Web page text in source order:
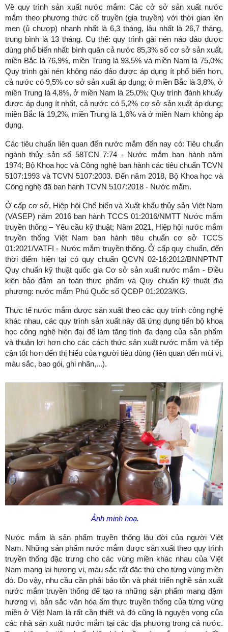
Về quy trình sản xuất nước mắm: Các cở sở sản xuất nước
mắm theo phương thức cổ truyền (gia truyền) với thời gian lên
men (ủ chượp) nhanh nhất là 6,3 tháng, lâu nhất là 26,7 tháng,
trung bình là 13 tháng. Cụ thể: quy trình gài nén náo đảo được
dùng phổ biến nhất: bình quân cả nước 85,3% số cơ sở sản xuất,
miền Bắc là 76,9%, miền Trung là 93,5% và miền Nam là 75,0%;
Quy trình gài nén không náo đảo được áp dụng ít phổ biến hơn,
cả nước có 9,5% cơ sở sản xuất áp dụng; ở miền Bắc là 3,8%, ở
miền Trung là 4,8%, ở miền Nam là 25,0%; Quy trình đánh khuấy
được áp dụng ít nhất, cả nước có 5,2% cơ sở sản xuất áp dụng;
miền Bắc là 19,2%, miền Trung là 1,6% và ở miền Nam không áp
dụng.
Các tiêu chuẩn liên quan đến nước mắm đến nay có: Tiêu chuẩn
ngành thủy sản số 58TCN 7:74 - Nước mắm ban hành năm
1974; Bộ Khoa học và Công nghệ ban hành các tiêu chuẩn TCVN
5107:1993 và TCVN 5107:2003. Đến năm 2018, Bộ Khoa học và
Công nghệ đã ban hành TCVN 5107:2018 - Nước mắm.
Ở cấp cơ sở, Hiệp hội Chế biến và Xuất khẩu thủy sản Việt Nam
(VASEP) năm 2016 ban hành TCCS 01:2016/NMTT Nước mắm
truyền thống – Yêu cầu kỹ thuật; Năm 2021, Hiệp hội nước mắm
truyền thống Việt Nam ban hành tiêu chuẩn cơ sở TCCS
01:2021/VATFI - Nước mắm truyền thống. Ở cấp quy chuẩn, đến
thời điểm hiện tại có quy chuẩn QCVN 02-16:2012/BNNPTNT
Quy chuẩn kỹ thuật quốc gia Cơ sở sản xuất nước mắm - Điều
kiện bảo đảm an toàn thực phẩm và Quy chuẩn kỹ thuật địa
phương: nước mắm Phú Quốc số QCĐP 01:2023/KG.
Thực tế nước mắm được sản xuất theo các quy trình công nghệ
khác nhau, các quy trình sản xuất này đã ứng dụng tiến bộ khoa
học công nghệ hiện đại để làm tăng tính đa dạng của sản phẩm
và thuận lợi hơn cho các cách thức sản xuất nước mắm và tiếp
cận tốt hơn đến thị hiếu của người tiêu dùng (liên quan đến mùi vị,
màu sắc, bao gói, ghi nhãn,...).
Ảnh minh hoạ.
Nước mắm là sản phẩm truyền thống lâu đời của người Việt
Nam. Những sản phẩm nước mắm được sản xuất theo quy trình
truyền thống đặc trưng cho các vùng miền khác nhau của Việt
Nam mang lại hương vị, màu sắc rất đặc thù cho từng vùng miền
đó. Do vậy, nhu cầu cần phải bảo tồn và phát triển nghề sản xuất
nước mắm truyền thống để tạo ra những sản phẩm mang đậm
hương vị, bản sắc văn hóa ẩm thực truyền thống của từng vùng
miền ở Việt Nam là rất cần thiết và đó cũng là nguyện vọng của
các nhà sản xuất nước mắm tại các địa phương trong cả nước.